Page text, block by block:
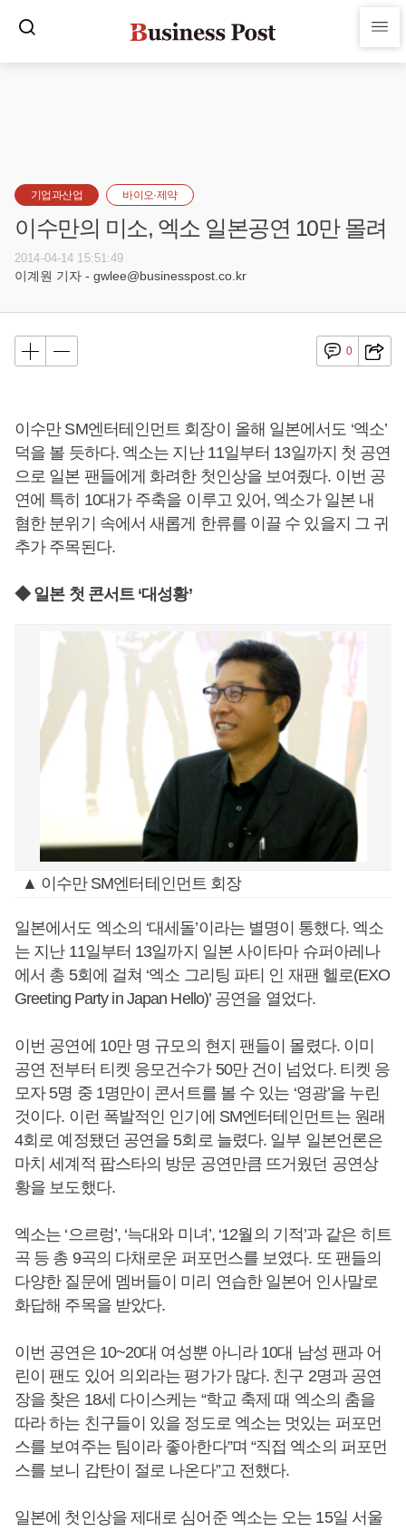
기업과산업 바이오·제약
이수만의 미소, 엑소 일본공연 10만 몰려
2014-04-14 15:51:49
이계원 기자 - gwlee@businesspost.co.kr
0
이수만 SM엔터테인먼트 회장이 올해 일본에서도 ‘엑소’
덕을 볼 듯하다. 엑소는 지난 11일부터 13일까지 첫 공연
으로 일본 팬들에게 화려한 첫인상을 보여줬다. 이번 공
연에 특히 10대가 주축을 이루고 있어, 엑소가 일본 내
혐한 분위기 속에서 새롭게 한류를 이끌 수 있을지 그 귀
추가 주목된다.
◆ 일본 첫 콘서트 ‘대성황’
▲ 이수만 SM엔터테인먼트 회장
일본에서도 엑소의 ‘대세돌’이라는 별명이 통했다. 엑소
는 지난 11일부터 13일까지 일본 사이타마 슈퍼아레나
에서 총 5회에 걸쳐 ‘엑소 그리팅 파티 인 재팬 헬로(EXO
Greeting Party in Japan Hello)’ 공연을 열었다.
이번 공연에 10만 명 규모의 현지 팬들이 몰렸다. 이미
공연 전부터 티켓 응모건수가 50만 건이 넘었다. 티켓 응
모자 5명 중 1명만이 콘서트를 볼 수 있는 ‘영광’을 누린
것이다. 이런 폭발적인 인기에 SM엔터테인먼트는 원래
4회로 예정됐던 공연을 5회로 늘렸다. 일부 일본언론은
마치 세계적 팝스타의 방문 공연만큼 뜨거웠던 공연상
황을 보도했다.
엑소는 ‘으르렁’, ‘늑대와 미녀’, ‘12월의 기적’과 같은 히트
곡 등 총 9곡의 다채로운 퍼포먼스를 보였다. 또 팬들의
다양한 질문에 멤버들이 미리 연습한 일본어 인사말로
화답해 주목을 받았다.
이번 공연은 10~20대 여성뿐 아니라 10대 남성 팬과 어
린이 팬도 있어 의외라는 평가가 많다. 친구 2명과 공연
장을 찾은 18세 다이스케는 “학교 축제 때 엑소의 춤을
따라 하는 친구들이 있을 정도로 엑소는 멋있는 퍼포먼
스를 보여주는 팀이라 좋아한다”며 “직접 엑소의 퍼포먼
스를 보니 감탄이 절로 나온다”고 전했다.
일본에 첫인상을 제대로 심어준 엑소는 오는 15일 서울